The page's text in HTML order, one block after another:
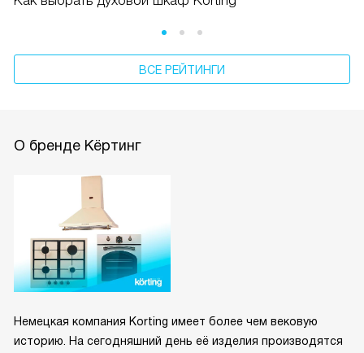
ВСЕ РЕЙТИНГИ
О бренде Кёртинг
Немецкая компания Korting имеет более чем вековую
историю. На сегодняшний день её изделия производятся